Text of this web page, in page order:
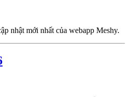
nhật mới nhất của webapp Meshy.